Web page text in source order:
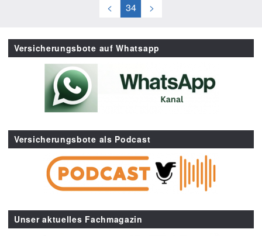
< 34 >
Versicherungsbote auf Whatsapp
Versicherungsbote als Podcast
Unser aktuelles Fachmagazin